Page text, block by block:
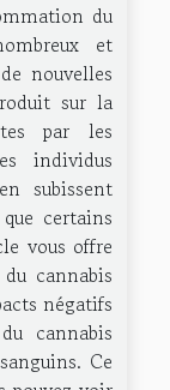
du
et
nouvelles
sur la
par les
individus
subissent
certains
vous offre
cannabis
négatifs
cannabis
Ce